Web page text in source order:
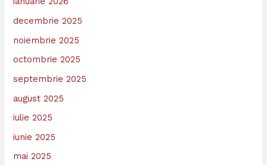
decembrie 2025
noiembrie 2025
octombrie 2025
septembrie 2025
august 2025
iulie 2025
iunie 2025
mai 2025